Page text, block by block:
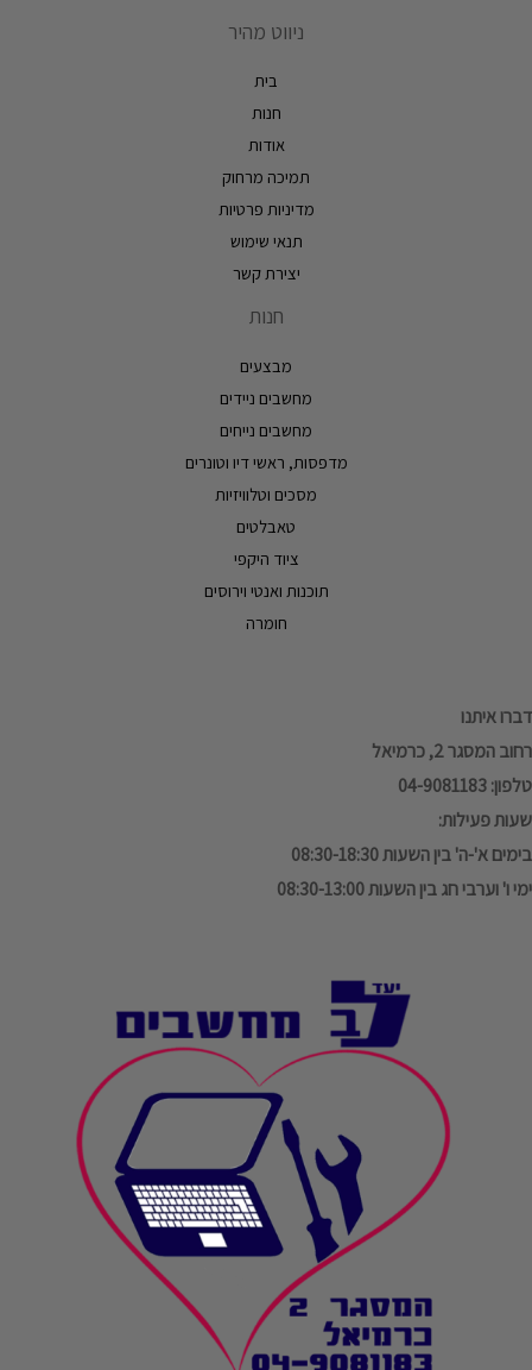
ניווט מהיר
בית
חנות
אודות
תמיכה מרחוק
מדיניות פרטיות
תנאי שימוש
יצירת קשר
חנות
מבצעים
מחשבים ניידים
מחשבים נייחים
מדפסות, ראשי דיו וטונרים
מסכים וטלוויזיות
טאבלטים
ציוד היקפי
תוכנות ואנטי וירוסים
חומרה
דברו איתנו
רחוב המסגר 2, כרמיאל
טלפון: 04-9081183
שעות פעילות:
בימים א'-ה' בין השעות 08:30-18:30
ימי ו' וערבי חג בין השעות 08:30-13:00